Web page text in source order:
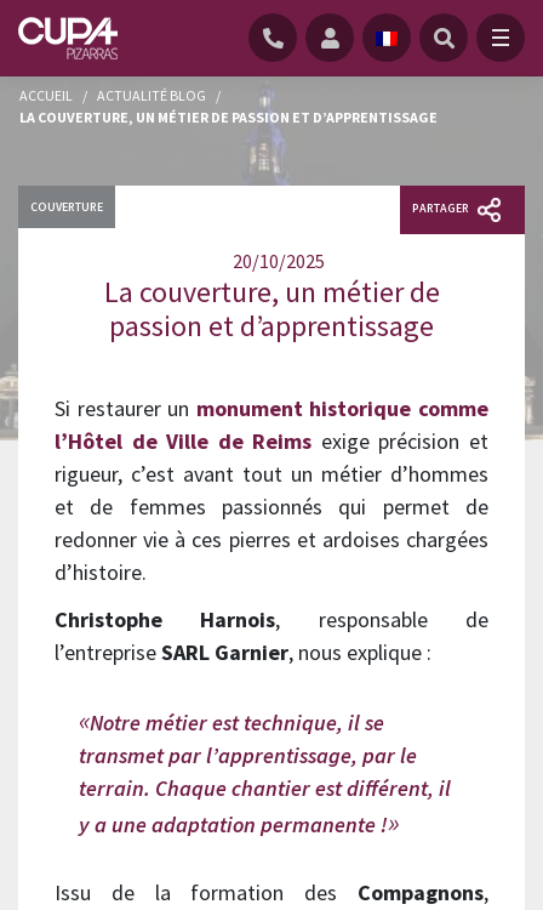
ACCUEIL / ACTUALITÉ BLOG
/
LA COUVERTURE, UN MÉTIER DE PASSION ET D’APPRENTISSAGE
COUVERTURE
20/10/2025
PARTAGER
La couverture, un métier de
passion et d’apprentissage
Si restaurer un monument historique comme
l’Hôtel de Ville de Reims exige précision et
rigueur, c’est avant tout un métier d’hommes
et de femmes passionnés qui permet de
redonner vie à ces pierres et ardoises chargées
d’histoire.
Christophe Harnois, responsable de
l’entrepriseSARL Garnier, nous explique :
Notre métier est technique, il se
transmet par l’apprentissage, par le
terrain. Chaque chantier est différent, il
y a une adaptation permanente !
Issu de la formation des Compagnons,